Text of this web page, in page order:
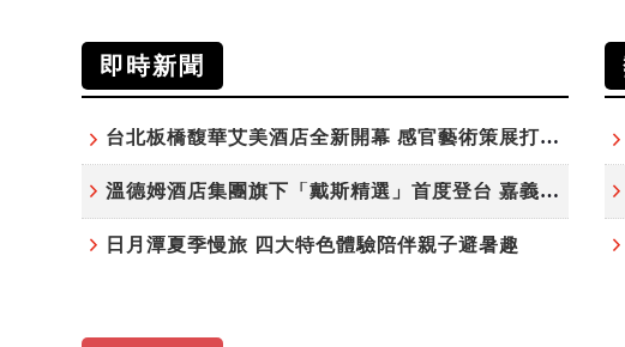
即時新聞
台北板橋馥華艾美酒店全新開幕 感官藝術策展打造旅居新風格
溫德姆酒店集團旗下「戴斯精選」首度登台 嘉義首店揭新幕
日月潭夏季慢旅 四大特色體驗陪伴親子避暑趣